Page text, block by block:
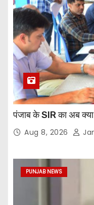
पंजाब के SIR का अब क्या
Aug 8, 2026
PUNJAB NEWS